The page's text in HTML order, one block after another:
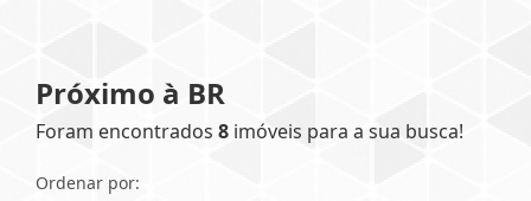
Próximo à BR
Foram encontrados 8 imóveis para a sua busca!
Ordenar por: